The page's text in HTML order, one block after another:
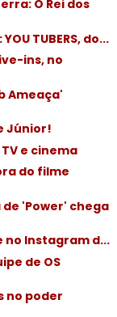
O Rei dos
TUBERS, do...
ins, no
Ameaça'
Júnior!
e cinema
do filme
'Power' chega
no Instagram d...
de OS
no poder